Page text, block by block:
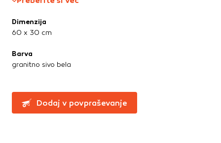
Dimenzija
60 x 30 cm
Barva
granitno sivo bela
Dodaj v povpraševanje
Te piškotke nastavijo naši oglaševalski partnerji.
izdelavo profila vaših interesov, ki ga nato uporabijo za
prikazovanje ustreznih oglasov na drugih spletnih mestih.
brskalnika in naprave. Če zavrnete uporabo teh piškotkov,
ne boste deležni našega ciljnega spletnega oglaševanja.
Potrdi moje izbire